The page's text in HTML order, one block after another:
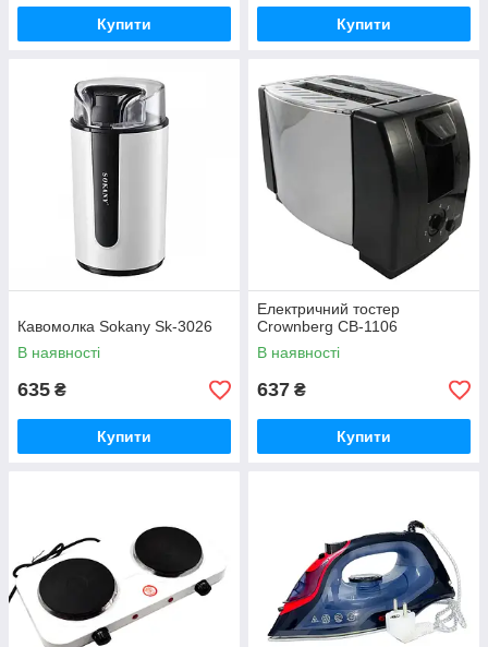
Купити Купити
Кавомолка Sokany Sk-3026
В наявності
635 ₴
Купити
Електричний тостер
Crownberg CB-1106
В наявності
637 ₴
Купити